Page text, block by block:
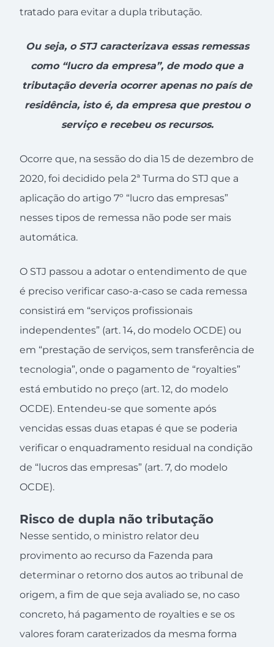
tratado para evitar a dupla tributação.
Ou seja, o STJ caracterizava essas remessas
como “lucro da empresa”, de modo que a
tributação deveria ocorrer apenas no país de
residência, isto é, da empresa que prestou o
serviço e recebeu os recursos.
Ocorre que, na sessão do dia 15 de dezembro de
2020, foi decidido pela 2ª Turma do STJ que a
aplicação do artigo 7º “lucro das empresas”
nesses tipos de remessa não pode ser mais
automática.
O STJ passou a adotar o entendimento de que
é preciso verificar caso-a-caso se cada remessa
consistirá em “serviços profissionais
independentes” (art. 14, do modelo OCDE) ou
em “prestação de serviços, sem transferência de
tecnologia”, onde o pagamento de “royalties”
está embutido no preço (art. 12, do modelo
OCDE). Entendeu-se que somente após
vencidas essas duas etapas é que se poderia
verificar o enquadramento residual na condição
de “lucros das empresas” (art. 7, do modelo
OCDE).
Risco de dupla não tributação
Nesse sentido, o ministro relator deu
provimento ao recurso da Fazenda para
determinar o retorno dos autos ao tribunal de
origem, a fim de que seja avaliado se, no caso
concreto, há pagamento de royalties e se os
valores foram caraterizados da mesma forma